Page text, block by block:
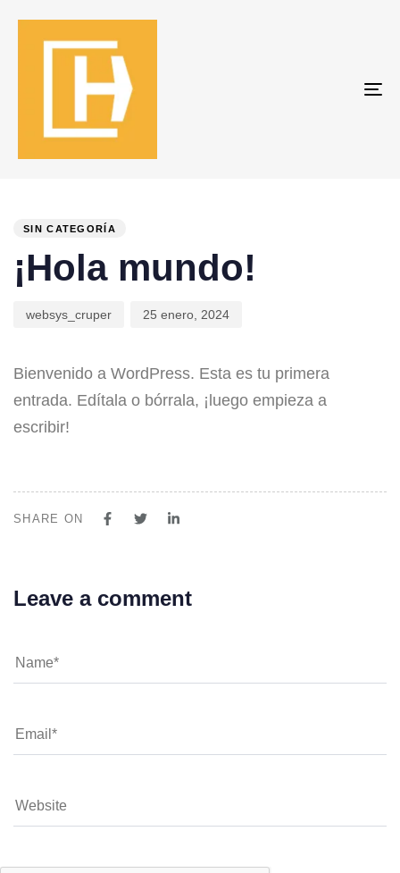
SIN CATEGORÍA
¡Hola mundo!
websys_cruper 25 enero, 2024
Bienvenido a WordPress. Esta es tu primera
entrada. Edítala o bórrala, ¡luego empieza a
escribir!
SHARE ON
Leave a comment